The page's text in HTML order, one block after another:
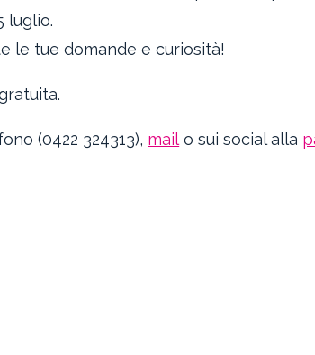
luglio.
le tue domande e curiosità!
(0422 324313), mail o sui social alla